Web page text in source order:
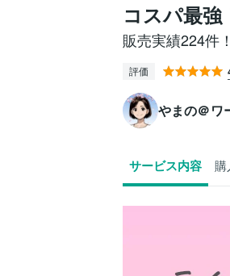
コスパ最強
販売実績224件
評価
やまの＠ワ
サービス内容 購